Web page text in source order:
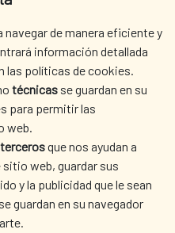
de manera eficiente y
información detallada
las políticas de cookies.
técnicas se guardan en su
para permitir las
web.
que nos ayudan a
web, guardar sus
y la publicidad que le sean
guardan en su navegador
WHERE DO WE COOPERATE?
PRESS ROOM
LIBRARY